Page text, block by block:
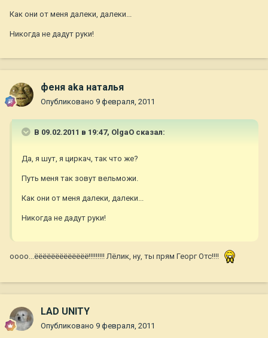
Как они от меня далеки, далеки...
Никогда не дадут руки!
феня aka наталья
Опубликовано 9 февраля, 2011
В 09.02.2011 в 19:47, OlgaO сказал:
Да, я шут, я циркач, так что же?
Путь меня так зовут вельможи.
Как они от меня далеки, далеки...
Никогда не дадут руки!
оооо...ёёёёёёёёёёёёё!!!!!!!!! Лёлик, ну, ты прям Георг Отс!!!!
LAD UNITY
Опубликовано 9 февраля, 2011